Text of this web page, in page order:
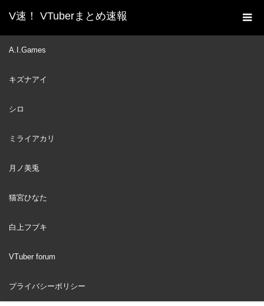
V速！ VTuberまとめ速報
A.I.Games
キズナアイ
シロ
ミライアカリ
月ノ美兎
猫宮ひなた
白上フブキ
VTuber forum
プライバシーポリシー
ホーム
新着動画一覧
【Amane Kanata】
JAN